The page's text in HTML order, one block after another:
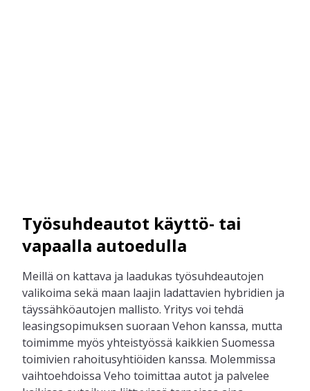
Työsuhdeautot käyttö- tai
vapaalla autoedulla
Meillä on kattava ja laadukas työsuhdeautojen
valikoima sekä maan laajin ladattavien hybridien ja
täyssähköautojen mallisto. Yritys voi tehdä
leasingsopimuksen suoraan Vehon kanssa, mutta
toimimme myös yhteistyössä kaikkien Suomessa
toimivien rahoitusyhtiöiden kanssa. Molemmissa
vaihtoehdoissa Veho toimittaa autot ja palvelee